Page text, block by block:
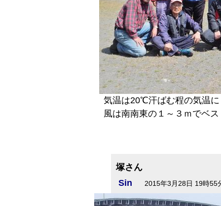
気温は20℃汗ばむ程の気温に
風は南南東の１～３ｍでベ
塚さん
Sin
2015年3月28日 19時55